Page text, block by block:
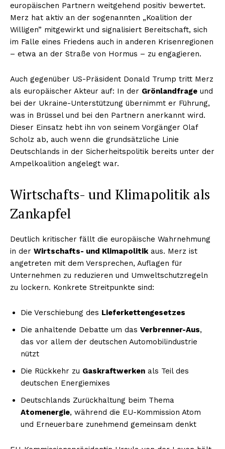
europäischen Partnern weitgehend positiv bewertet.
Merz hat aktiv an der sogenannten „Koalition der
Willigen” mitgewirkt und signalisiert Bereitschaft, sich
im Falle eines Friedens auch in anderen Krisenregionen
– etwa an der Straße von Hormus – zu engagieren.
Auch gegenüber US-Präsident Donald Trump tritt Merz
als europäischer Akteur auf: In der Grönlandfrage und
bei der Ukraine-Unterstützung übernimmt er Führung,
was in Brüssel und bei den Partnern anerkannt wird.
Dieser Einsatz hebt ihn von seinem Vorgänger Olaf
Scholz ab, auch wenn die grundsätzliche Linie
Deutschlands in der Sicherheitspolitik bereits unter der
Ampelkoalition angelegt war.
Wirtschafts- und Klimapolitik als
Zankapfel
Deutlich kritischer fällt die europäische Wahrnehmung
in der Wirtschafts- und Klimapolitikaus. Merz ist
angetreten mit dem Versprechen, Auflagen für
Unternehmen zu reduzieren und Umweltschutzregeln
zu lockern. Konkrete Streitpunkte sind:
Die Verschiebung des Lieferkettengesetzes
Die anhaltende Debatte um das Verbrenner-Aus,
das vor allem der deutschen Automobilindustrie
nützt
Die Rückkehr zu Gaskraftwerken als Teil des
deutschen Energiemixes
Deutschlands Zurückhaltung beim Thema
Atomenergie, während die EU-Kommission Atom
und Erneuerbare zunehmend gemeinsam denkt